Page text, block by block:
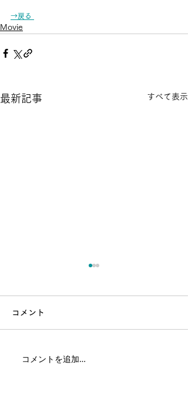
→戻る
Movie
最新記事 すべて表示
10年目の
コメント
コメントを追加…